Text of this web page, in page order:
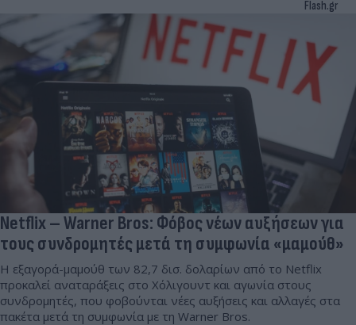
Flash.gr
Netflix – Warner Bros: Φόβος νέων αυξήσεων για
τους συνδρομητές μετά τη συμφωνία «μαμούθ»
Η εξαγορά-μαμούθ των 82,7 δισ. δολαρίων από το Netflix
προκαλεί αναταράξεις στο Χόλιγουντ και αγωνία στους
συνδρομητές, που φοβούνται νέες αυξήσεις και αλλαγές στα
πακέτα μετά τη συμφωνία με τη Warner Bros.